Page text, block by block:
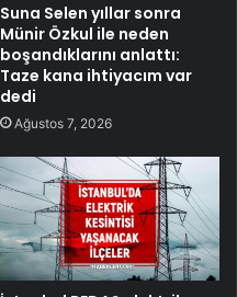
Suna Selen yıllar sonra
Münir Özkul ile neden
boşandıklarını anlattı:
Taze kana ihtiyacım var
dedi
Ağustos 7, 2026